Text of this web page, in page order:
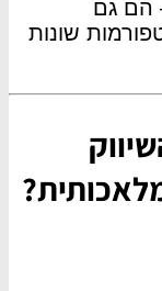
הם גם
שונות